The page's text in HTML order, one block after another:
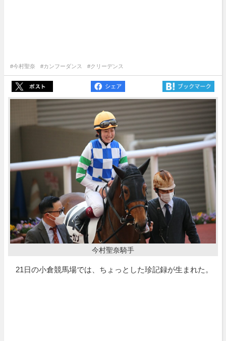
#今村聖奈 #カンフーダンス #クリーデンス
今村聖奈騎手
21日の小倉競馬場では、ちょっとした珍記録が生まれた。